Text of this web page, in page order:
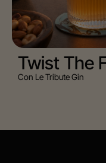
Twist The
Con Le Tribute Gin